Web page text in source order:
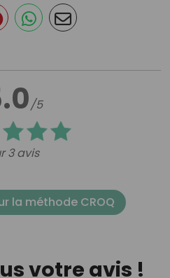
/5
3 avis
la méthode CROQ
votre avis !